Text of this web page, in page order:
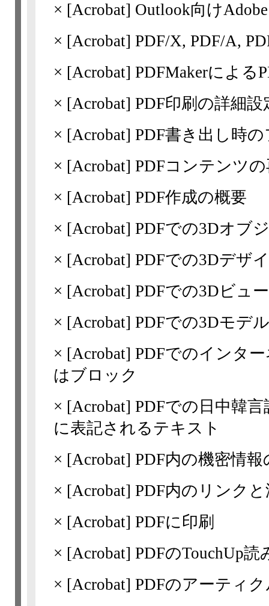
× [Acrobat] Outlook向け
× [Acrobat] PDF/X, PDF/A,
× [Acrobat] PDFMakerによる
× [Acrobat] PDF印刷の詳細設
× [Acrobat] PDF書き出し時
× [Acrobat] PDFコンテンツ
× [Acrobat] PDF作成の概要
× [Acrobat] PDFでの3Dオブ
× [Acrobat] PDFでの3Dデザ
× [Acrobat] PDFでの3Dビュ
× [Acrobat] PDFでの3Dモデ
× [Acrobat] PDFでのインタ
はブロック
× [Acrobat] PDFでの日中韓
に表記されるテキスト
× [Acrobat] PDF内の機密情報
× [Acrobat] PDF内のリンク
× [Acrobat] PDFに印刷
× [Acrobat] PDFのTouchUp読
× [Acrobat] PDFのアーティ